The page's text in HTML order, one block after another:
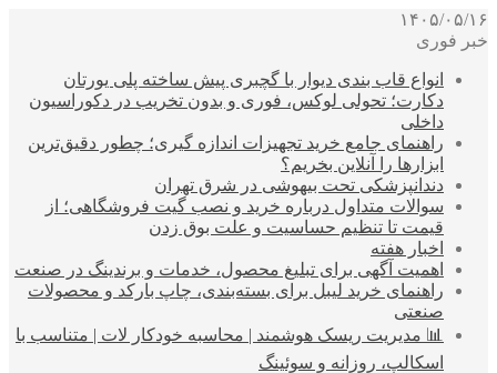
۱۴۰۵/۰۵/۱۶
خبر فوری
انواع قاب بندی دیوار با گچبری پیش ساخته پلی یورتان
دکارت؛ تحولی لوکس، فوری و بدون تخریب در دکوراسیون
داخلی
راهنمای جامع خرید تجهیزات اندازه گیری؛ چطور دقیق‌ترین
ابزارها را آنلاین بخریم؟
دندانپزشکی تحت بیهوشی در شرق تهران
سوالات متداول درباره خرید و نصب گیت فروشگاهی؛ از
قیمت تا تنظیم حساسیت و علت بوق زدن
اخبار هفته
اهمیت آگهی برای تبلیغ محصول، خدمات و برندینگ در صنعت
راهنمای خرید لیبل برای بسته‌بندی، چاپ بارکد و محصولات
صنعتی
📊 مدیریت ریسک هوشمند | محاسبه خودکار لات | متناسب با
اسکالپ، روزانه و سوئینگ